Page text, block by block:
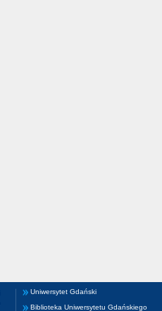
Uniwersytet Gdański
Biblioteka Uniwersytetu Gdańskiego